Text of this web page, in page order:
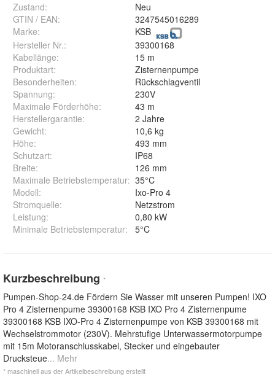
Zustand:
Neu
GTIN / EAN:
3247545016289
Marke:
KSB
Hersteller Nr.:
39300168
Kabellänge:
15 m
Produktart:
Zisternenpumpe
Besonderheiten:
Rückschlagventil
Spannung:
230V
Maximale Förderhöhe:
43 m
Herstellergarantie:
2 Jahre
Gewicht:
10,6 kg
Höhe:
493 mm
Schutzart:
IP68
Breite:
126 mm
Maximale Betriebstemperatur: 35°C
Modell:
Ixo-Pro 4
Stromquelle:
Netzstrom
Leistung:
0,80 kW
Minimale Betriebstemperatur: 5°C
Kurzbeschreibung *
Pumpen-Shop-24.de Fördern Sie Wasser mit unseren Pumpen! IXO
Pro 4 Zisternenpume 39300168 KSB IXO Pro 4 Zisternenpume
39300168 KSB IXO-Pro 4 Zisternenpumpe von KSB 39300168 mit
Wechselstrommotor (230V). Mehrstufige Unterwassermotorpumpe
mit 15m Motoranschlusskabel, Stecker und eingebauter
Drucksteue... Mehr
* maschinell aus der Artikelbeschreibung erstellt